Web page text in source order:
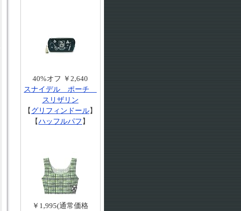
40%オフ ￥2,640
スナイデル ポーチ
スリザリン
【 グリフィンドール】
【ハッフルパフ 】
￥1,995(通常価格